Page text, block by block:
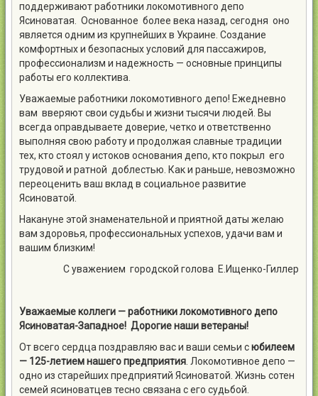
поддерживают работники локомотивного депо
Ясиноватая.
Основанное более века назад, сегодня оно
является одним из крупнейших в Украине. Создание
комфортных и безопасных условий для пассажиров,
профессионализм и надежность — основные принципы
работы его коллектива.
Уважаемые работники локомотивного депо! Ежедневно
вам вверяют свои судьбы и жизни тысячи людей. Вы
всегда оправдываете доверие, четко и ответственно
выполняя свою работу и продолжая славные традиции
тех, кто стоял у истоков основания депо, кто покрыл его
трудовой и ратной доблестью. Как и раньше, невозможно
переоценить ваш вклад в социальное развитие
Ясиноватой.
Накануне этой знаменательной и приятной даты желаю
вам здоровья, профессиональных успехов, удачи вам и
вашим близким!
С уважением городской голова Е.Ищенко-Гиллер
Уважаемые коллеги — работники локомотивного депо
Ясиноватая-Западное! Дорогие наши ветераны!
От всего сердца поздравляю вас и ваши семьи сюбилеем
— 125-летием нашего предприятия . Локомотивное депо —
одно из старейших предприятий Ясиноватой. Жизнь сотен
семей ясиноватцев тесно связана с его судьбой.